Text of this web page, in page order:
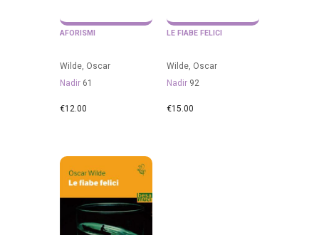
AFORISMI
Wilde, Oscar
Nadir 61
€12.00
LE FIABE FELICI
Wilde, Oscar
Nadir 92
€15.00